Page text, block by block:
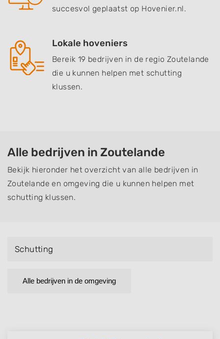
succesvol geplaatst op Hovenier.nl.
Lokale hoveniers
Bereik 19 bedrijven in de regio Zoutelande
die u kunnen helpen met schutting
klussen.
Alle bedrijven in Zoutelande
Bekijk hieronder het overzicht van alle bedrijven in
Zoutelande en omgeving die u kunnen helpen met
schutting klussen.
Schutting
Alle bedrijven in de omgeving